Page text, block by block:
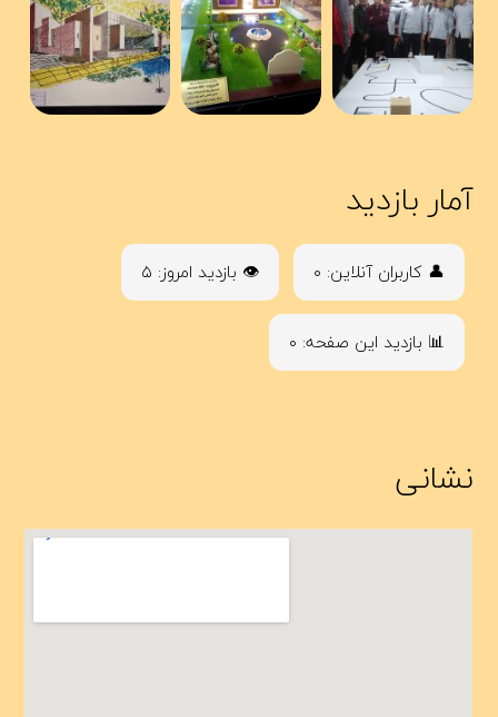
آمار بازدید
👤 کاربران آنلاین: ۰ 👁 بازدید امروز: ۵
📊 بازدید این صفحه: ۰
نشانی